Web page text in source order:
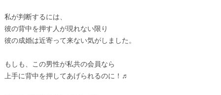
私が判断するには、
彼の背中を押す人が現れない限り
彼の成婚は近寄って来ない気がしました。
もしも、この男性が私共の会員なら
上手に背中を押してあげられるのに！♬